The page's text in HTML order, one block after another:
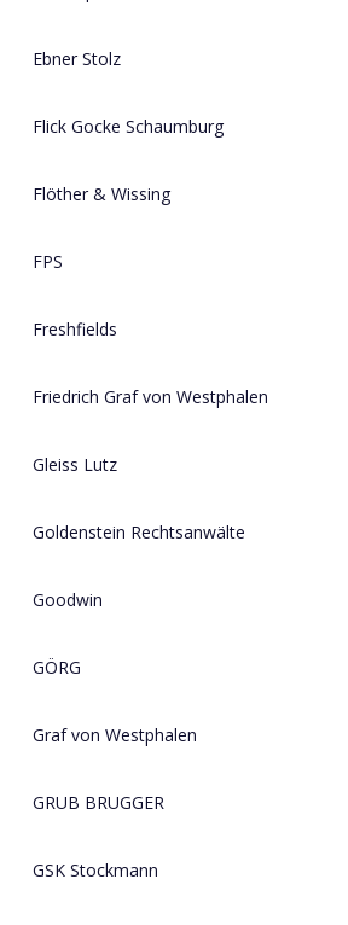
Ebner Stolz
Flick Gocke Schaumburg
Flöther & Wissing
FPS
Freshfields
Friedrich Graf von Westphalen
Gleiss Lutz
Goldenstein Rechtsanwälte
Goodwin
GÖRG
Graf von Westphalen
GRUB BRUGGER
GSK Stockmann